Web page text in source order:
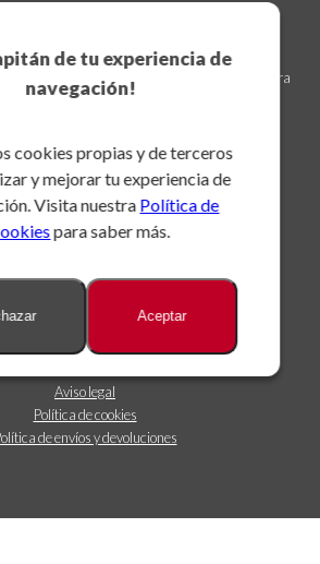
de tu experiencia de
navegación!
cookies propias y de terceros
y mejorar tu experiencia de
Visita nuestra Política de
para saber más.
Aceptar
cualquier momento. Para ello, consulta nuestra
de contacto en el aviso legal.
Contáctanos
Aviso legal
Política de cookies
de envíos y devoluciones